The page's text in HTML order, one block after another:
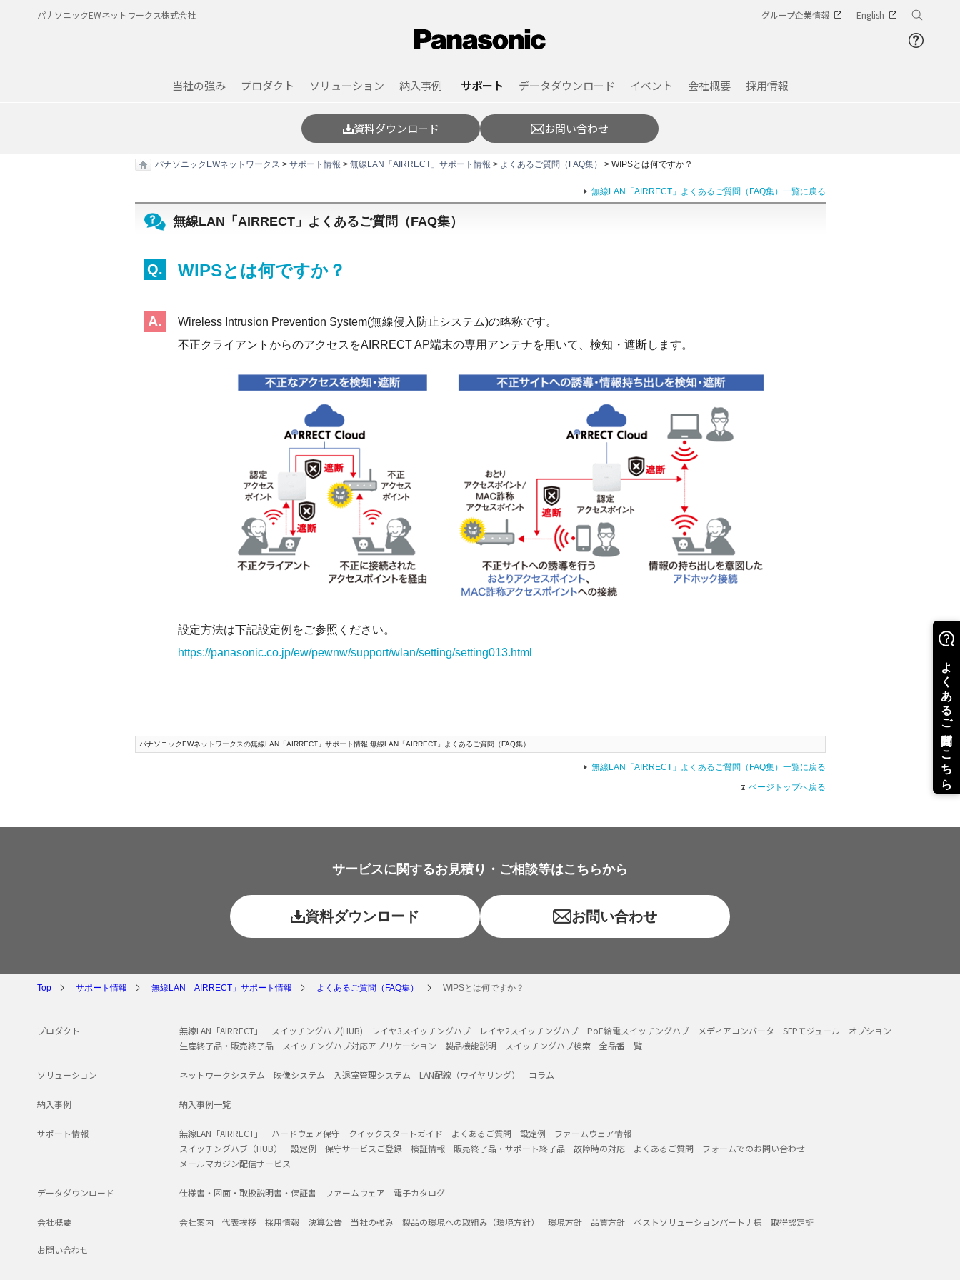
パナソニックEWネットワークス株式会社 グループ企業情報 English
当社の強み プロダクト ソリューション 納入事例 サポート データダウンロード イベント 会社概要 採用情報
資料ダウンロード お問い合わせ
パナソニックEWネットワークス > サポート情報 > 無線LAN「AIRRECT」サポート情報 > よくあるご質問（FAQ集） > WIPSとは何ですか？
無線LAN「AIRRECT」よくあるご質問（FAQ集）一覧に戻る
無線LAN「AIRRECT」よくあるご質問（FAQ集）
WIPSとは何ですか？
Wireless Intrusion Prevention System(無線侵入防止システム)の略称です。
不正クライアントからのアクセスをAIRRECT AP端末の専用アンテナを用いて、検知・遮断します。
設定方法は下記設定例をご参照ください。
https://panasonic.co.jp/ew/pewnw/support/wlan/setting/setting013.html
パナソニックEWネットワークスの無線LAN「AIRRECT」サポート情報 無線LAN「AIRRECT」よくあるご質問（FAQ集）
無線LAN「AIRRECT」よくあるご質問（FAQ集）一覧に戻る
ページトップへ戻る
サービスに関するお見積り・ご相談等はこちらから
資料ダウンロード お問い合わせ
Top サポート情報 無線LAN「AIRRECT」サポート情報 よくあるご質問（FAQ集） WIPSとは何ですか？
プロダクト 無線LAN「AIRRECT」 スイッチングハブ(HUB) レイヤ3スイッチングハブ レイヤ2スイッチングハブ PoE給電スイッチングハブ メディアコンバータ SFPモジュール
オプション
生産終了品・販売終了品
スイッチングハブ対応アプリケーション 製品機能説明 スイッチングハブ検索 全品番一覧
ソリューション ネットワークシステム 映像システム 入退室管理システム LAN配線（ワイヤリング） コラム
納入事例 納入事例一覧
サポート情報 無線LAN「AIRRECT」 ハードウェア保守 クイックスタートガイド よくあるご質問 設定例
ファームウェア情報
スイッチングハブ（HUB）
設定例 保守サービスご登録 検証情報 販売終了品・サポート終了品 故障時の対応 よくあるご質問
フォームでのお問い合わせ
メールマガジン配信サービス
データダウンロード 仕様書・図面・取扱説明書・保証書 ファームウェア 電子カタログ
会社概要 会社案内 代表挨拶 採用情報 決算公告 当社の強み 製品の環境への取組み（環境方針） 環境方針 品質方針 ベストソリューションパートナ様 取得認定証
お問い合わせ